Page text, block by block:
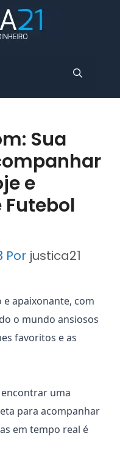
Sua
e
Por justica21
apaixonante, com
o mundo ansiosos
favoritos e as
encontrar uma
para acompanhar
em tempo real é